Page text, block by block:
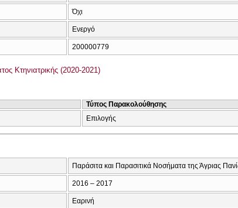
Όχι
Ενεργό
200000779
Κτηνιατρικής (2020-2021)
Τύπος Παρακολούθησης
Επιλογής
Παράσιτα και Παρασιτικά Νοσήματα της Άγριας
2016 – 2017
Εαρινή